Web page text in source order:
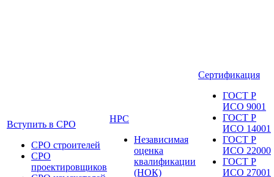
Вступить в СРО
СРО строителей
СРО
проектировщиков
НРС
Независимая
оценка
квалификации
(НОК)
Сертификация
ГОСТ Р
ИСО 9001
ГОСТ Р
ИСО 14001
ГОСТ Р
ИСО 22000
ГОСТ Р
ИСО 27001